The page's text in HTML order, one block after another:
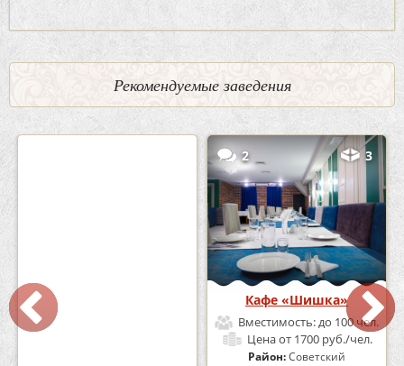
Рекомендуемые заведения
Кафе-Бар Бермуды
Вместимость:
2 3
Кафе «Шишка»
Вместимость:до 100 чел.
Ценаот 1700 руб./чел.
Район:Советский